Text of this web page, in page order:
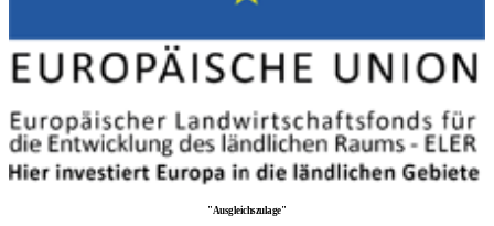
"Ausgleichszulage"